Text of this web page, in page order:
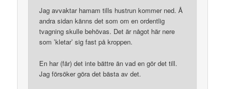
Jag avvaktar hamam tills hustrun kommer ned. Å
andra sidan känns det som om en ordentlig
tvagning skulle behövas. Det är något här nere
som ’kletar’ sig fast på kroppen.
En har (får) det inte bättre än vad en gör det till.
Jag försöker göra det bästa av det.